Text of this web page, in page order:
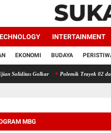
INTERTAINMENT
EKONOMI BUDAYA
Polemik Trayek 02 dan 09 di
MBG